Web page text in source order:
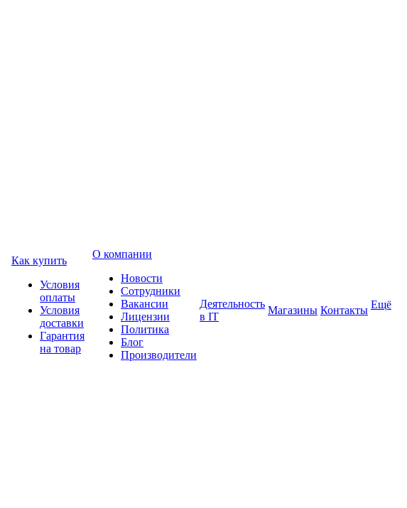
Как купить
Условия
оплаты
Условия
доставки
Гарантия
на товар
О компании
Новости
Сотрудники
Вакансии
Лицензии
Политика
Блог
Производители
Деятельность
в IT
Магазины Контакты Ещё